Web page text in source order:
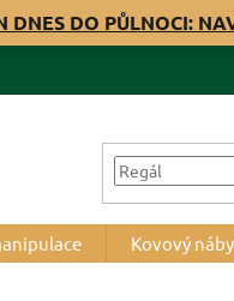
DNES DO PŮLNOCI:
Kovový